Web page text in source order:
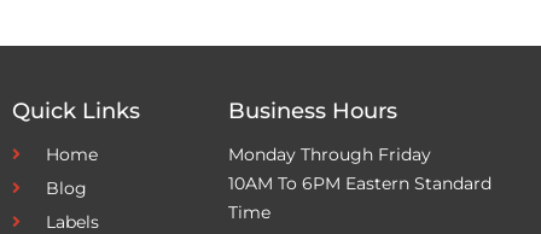
Quick Links
Home
Blog
Labels
Business Hours
Monday Through Friday
10AM To 6PM Eastern Standard
Time